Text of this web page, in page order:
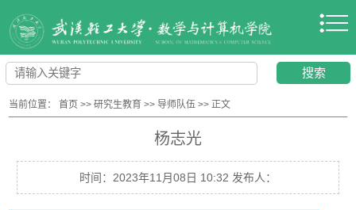
当前位置：首页 >>研究生教育 >>导师队伍 >>正文
杨志光
时间：2023年11月08日 10:32 发布人：